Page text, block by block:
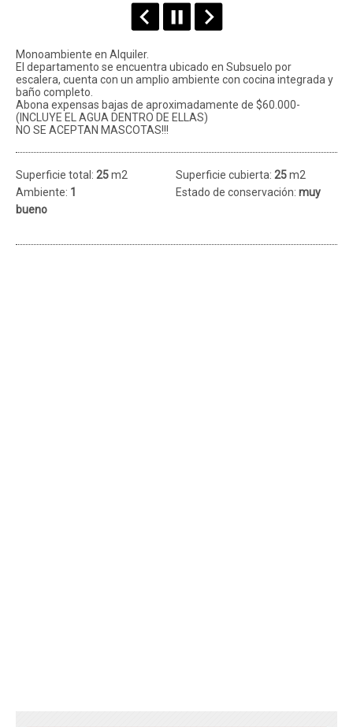
Monoambiente en Alquiler.
El departamento se encuentra ubicado en Subsuelo por
escalera, cuenta con un amplio ambiente con cocina integrada y
baño completo.
Abona expensas bajas de aproximadamente de $60.000-
(INCLUYE EL AGUA DENTRO DE ELLAS)
NO SE ACEPTAN MASCOTAS!!!
Superficie total: 25m2 Superficie cubierta: 25m2
Ambiente: 1 Estado de conservación: muy
bueno